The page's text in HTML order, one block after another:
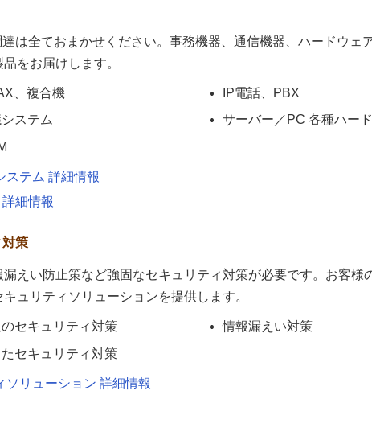
達は全ておまかせください。事務機器、通信機器、ハードウェ
をお届けします。
、複合機
ステム
IP電話、PBX
サーバー／PC 各種ハー
ステム 詳細情報
細情報
対策
漏えい防止策など強固なセキュリティ対策が必要です。お客様
ュリティソリューションを提供します。
セキュリティ対策
セキュリティ対策
情報漏えい対策
ソリューション 詳細情報